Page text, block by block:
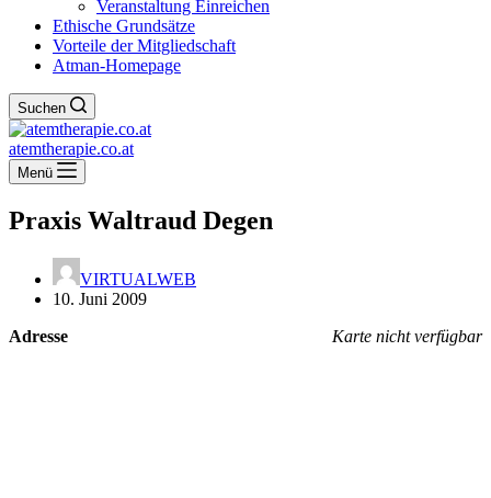
Veranstaltung Einreichen
Ethische Grundsätze
Vorteile der Mitgliedschaft
Atman-Homepage
Suchen
atemtherapie.co.at
Menü
Praxis Waltraud Degen
VIRTUALWEB
10. Juni 2009
Karte nicht verfügbar
Adresse